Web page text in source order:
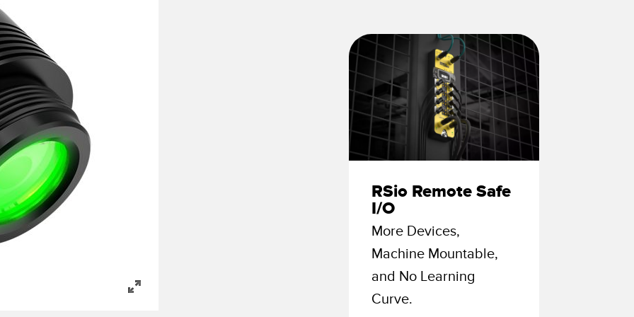
de Detección y
de Haz Ancho
Cables
TECNOLOGÍA
Sensors with IO-Link
RELACIONADOS
a Presión
RSio Remote Safe
I/O
More Devices,
Machine Mountable,
and No Learning
Curve.